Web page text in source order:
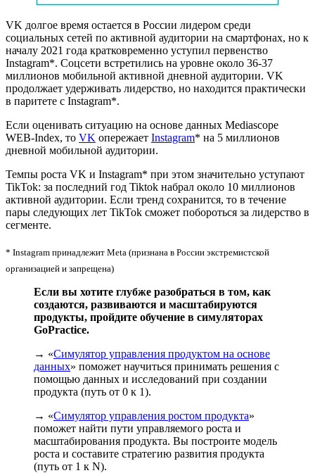
VK долгое время остается в России лидером среди
социальных сетей по активной аудитории на смартфонах, но к
началу 2021 года кратковременно уступил первенство
Instagram*. Соцсети встретились на уровне около 36-37
миллионов мобильной активной дневной аудитории. VK
продолжает удерживать лидерство, но находится практически
в паритете с Instagram*.
Если оценивать ситуацию на основе данных Mediascope
WEB-Index, то VK опережает Instagram* на 5 миллионов
дневной мобильной аудитории.
Темпы роста VK и Instagram* при этом значительно уступают
TikTok: за последний год Tiktok набрал около 10 миллионов
активной аудитории. Если тренд сохранится, то в течение
пары следующих лет TikTok сможет побороться за лидерство в
сегменте.
* Instagram принадлежит Meta (признана в России экстремистской
организацией и запрещена)
Если вы хотите глубже разобраться в том, как
создаются, развиваются и масштабируются
продукты, пройдите обучение в симуляторах
GoPractice.
→ «Симулятор управления продуктом на основе
данных» поможет научиться принимать решения с
помощью данных и исследований при создании
продукта (путь от 0 к 1).
→ «Симулятор управления ростом продукта»
поможет найти пути управляемого роста и
масштабирования продукта. Вы построите модель
роста и составите стратегию развития продукта
(путь от 1 к N).